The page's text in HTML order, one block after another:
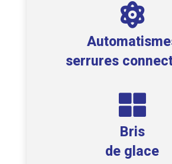

serrures

Bris
de glace